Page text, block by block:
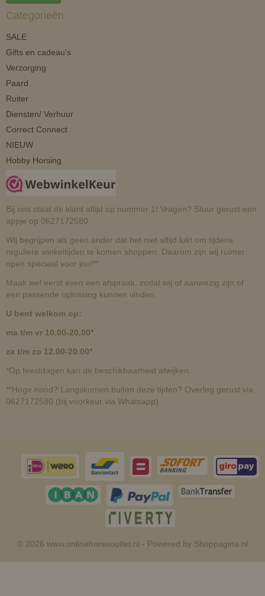
Categorieën
SALE
Gifts en cadeau's
Verzorging
Paard
Ruiter
Diensten/ Verhuur
Correct Connect
NIEUW
Hobby Horsing
Bij ons staat de klant altijd op nummer 1! Vragen? Stuur gerust een
appje op 0627172580
Wij begrijpen als geen ander dat het niet altijd lukt om tijdens
reguliere winkeltijden te komen shoppen. Daarom zijn wij ruimer
open speciaal voor jou!**
Maak wel eerst even een afspraak, zodat wij of aanwezig zijn of
een passende oplossing kunnen vinden.
U bent welkom op:
ma t/m vr 10.00-20.00*
za t/m zo 12.00-20.00*
*Op feestdagen kan de beschikbaarheid afwijken.
**Hoge nood? Langskomen buiten deze tijden? Overleg gerust via
0627172580 (bij voorkeur via Whatsapp)
© 2026 www.onlinehorseoutlet.nl - Powered by Shoppagina.nl